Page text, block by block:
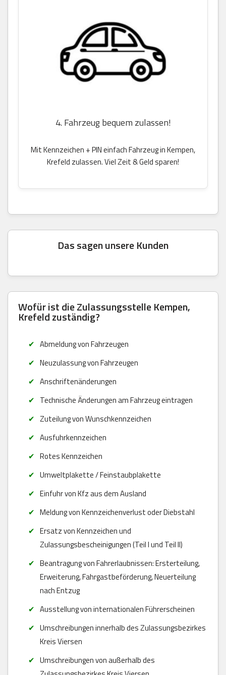
4. Fahrzeug bequem zulassen!
Mit Kennzeichen + PIN einfach Fahrzeug in Kempen,
Krefeld zulassen. Viel Zeit & Geld sparen!
Das sagen unsere Kunden
Wofür ist die Zulassungsstelle Kempen,
Krefeld zuständig?
Abmeldung von Fahrzeugen
Neuzulassung von Fahrzeugen
Anschriftenänderungen
Technische Änderungen am Fahrzeug eintragen
Zuteilung von Wunschkennzeichen
Ausfuhrkennzeichen
Rotes Kennzeichen
Umweltplakette / Feinstaubplakette
Einfuhr von Kfz aus dem Ausland
Meldung von Kennzeichenverlust oder Diebstahl
Ersatz von Kennzeichen und
Zulassungsbescheinigungen (Teil I und Teil II)
Beantragung von Fahrerlaubnissen: Ersterteilung,
Erweiterung, Fahrgastbeförderung, Neuerteilung
nach Entzug
Ausstellung von internationalen Führerscheinen
Umschreibungen innerhalb des Zulassungsbezirkes
Kreis Viersen
Umschreibungen von außerhalb des